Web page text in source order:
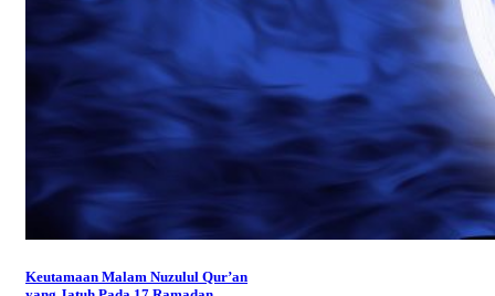
Keutamaan Malam Nuzulul Qur’an